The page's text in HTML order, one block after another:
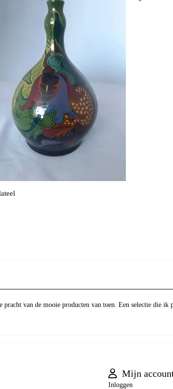
pracht van de mooie producten van toen. Een selectie die
Mijn
Inloggen